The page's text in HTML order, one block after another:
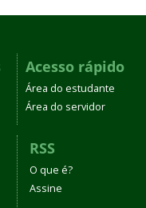
Acesso rápido
Área do estudante
Área do servidor
RSS
O que é?
Assine